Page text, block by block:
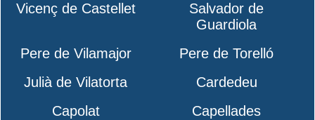
Vicenç de Castellet
Salvador de
Guardiola
Pere de Vilamajor
Pere de Torelló
Julià de Vilatorta
Cardedeu
Capolat
Capellades